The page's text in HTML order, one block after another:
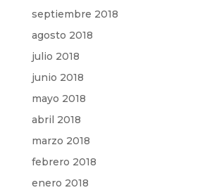
septiembre 2018
agosto 2018
julio 2018
junio 2018
mayo 2018
abril 2018
marzo 2018
febrero 2018
enero 2018